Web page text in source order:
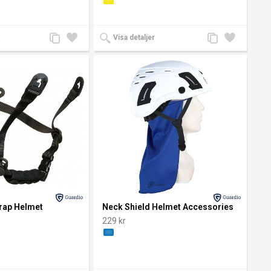
Lägg
till i
Lägg
till
Visa detaljer
Lägg
till i
Lägg
till
Helmet
Neck Shield Helmet Accessories
229 kr